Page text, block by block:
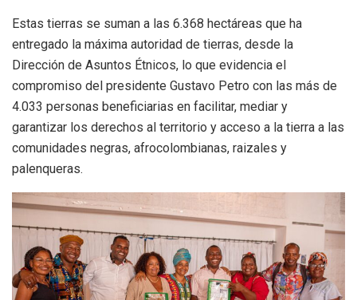
Estas tierras se suman a las 6.368 hectáreas que ha
entregado la máxima autoridad de tierras, desde la
Dirección de Asuntos Étnicos, lo que evidencia el
compromiso del presidente Gustavo Petro con las más de
4.033 personas beneficiarias en facilitar, mediar y
garantizar los derechos al territorio y acceso a la tierra a las
comunidades negras, afrocolombianas, raizales y
palenqueras.